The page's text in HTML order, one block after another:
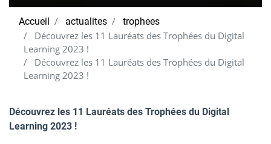
Accueil actualites trophees
Découvrez les 11 Lauréats des Trophées du Digital
Learning 2023 !
Découvrez les 11 Lauréats des Trophées du Digital
Learning 2023 !
Découvrez les 11 Lauréats des Trophées du Digital
Learning 2023 !